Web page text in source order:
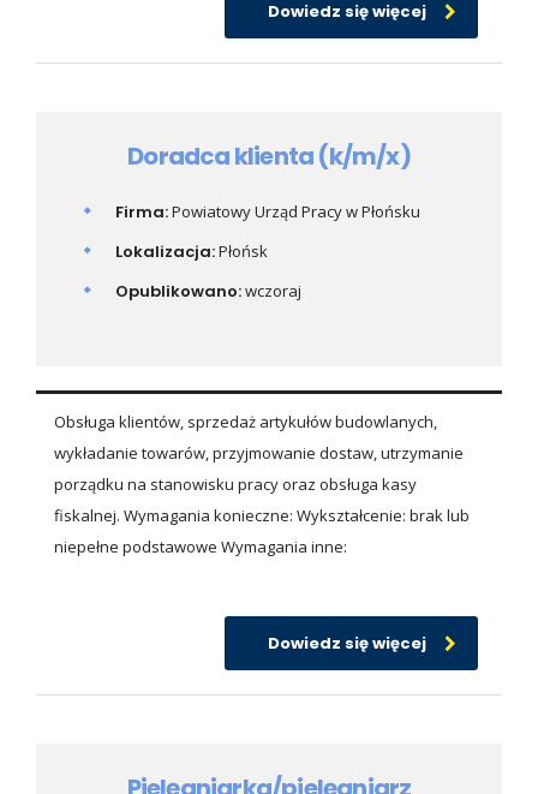
Dowiedz się więcej
Doradca klienta (k/m/x)
Firma:Powiatowy Urząd Pracy w Płońsku
Lokalizacja:Płońsk
Opublikowano:wczoraj
Obsługa klientów, sprzedaż artykułów budowlanych,
wykładanie towarów, przyjmowanie dostaw, utrzymanie
porządku na stanowisku pracy oraz obsługa kasy
fiskalnej. Wymagania konieczne: Wykształcenie: brak lub
niepełne podstawowe Wymagania inne:
Dowiedz się więcej